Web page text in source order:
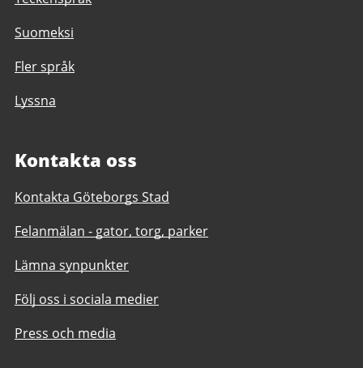
Suomeksi
Fler språk
Lyssna
Kontakta oss
Kontakta Göteborgs Stad
Felanmälan - gator, torg, parker
Lämna synpunkter
Följ oss i sociala medier
Press och media